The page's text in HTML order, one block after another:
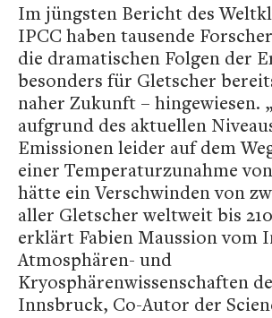
Im jüngsten Bericht des
IPCC haben tausende
die dramatischen Folgen der
besonders für Gletscher
naher Zukunft – hingewiesen.
aufgrund des aktuellen
Emissionen leider auf dem
einer Temperaturzunahme von
hätte ein Verschwinden von
aller Gletscher weltweit bis
erklärt Fabien Maussion vom
Atmosphären- und
Kryosphärenwissenschaften
Innsbruck, Co-Autor der